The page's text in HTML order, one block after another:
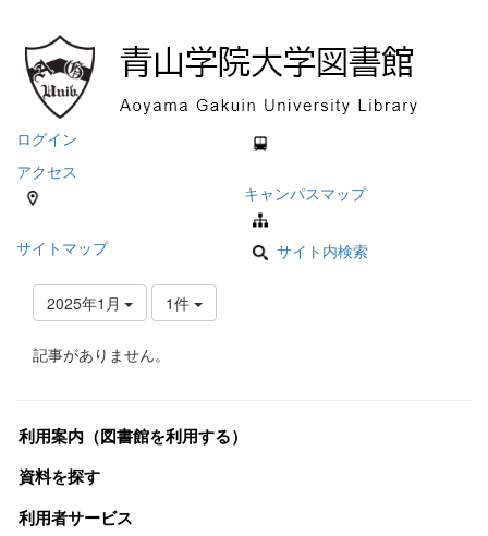
ログイン
アクセス
キャンパスマップ
サイトマップ サイト内検索
2025年1月 1件
記事がありません。
利用案内（図書館を利用する）
資料を探す
利用者サービス